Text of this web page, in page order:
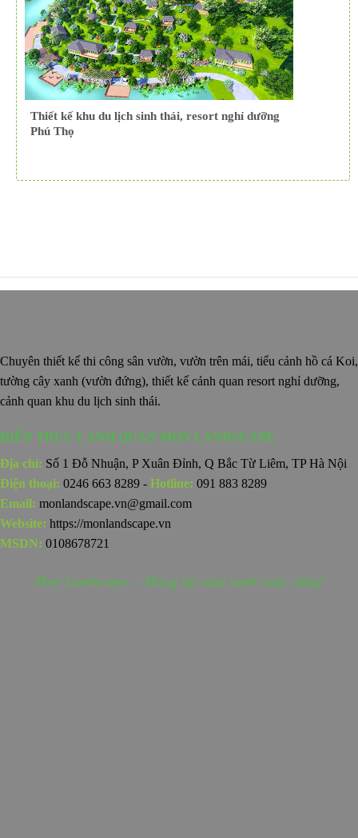
Thiết kế khu du lịch sinh thái, resort nghỉ dưỡng
Phú Thọ
Chuyên thiết kế thi công sân vườn, vườn trên mái, tiểu cảnh hồ cá Koi,
tường cây xanh (vườn đứng), thiết kế cảnh quan resort nghỉ dưỡng,
cảnh quan khu du lịch sinh thái.
KIẾN TRÚC CẢNH QUAN MON LANDSCAPE
Địa chỉ: Số 1 Đỗ Nhuận, P Xuân Đỉnh, Q Bắc Từ Liêm, TP Hà Nội
Điện thoại: 0246 663 8289 - Hotline: 091 883 8289
Email: monlandscape.vn@gmail.com
Website: https://monlandscape.vn
MSDN: 0108678721
Mon Landscape - Mang lại màu xanh cuộc sống!